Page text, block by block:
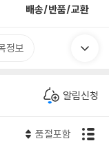
배송/반품/교환
정보
알림신청
품절포함